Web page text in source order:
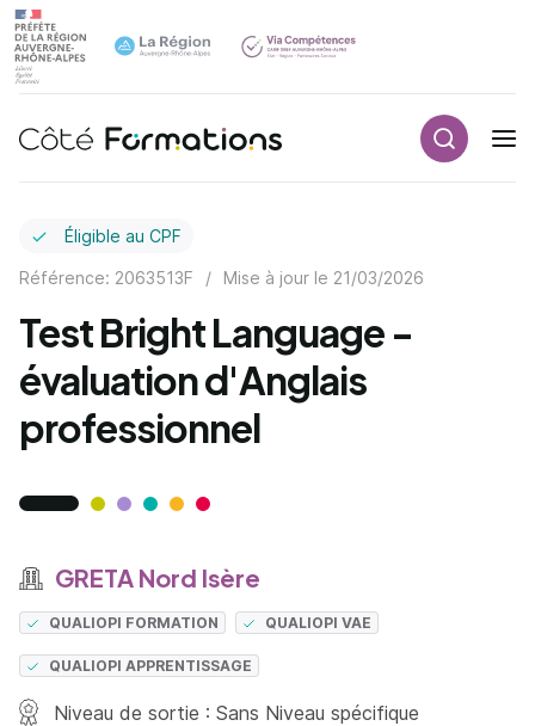
Navigation principale
Éligible au CPF
Référence: 2063513F / Mise à jour le 21/03/2026
Test Bright Language -
évaluation d'Anglais
professionnel
GRETA Nord Isère
QUALIOPI FORMATION QUALIOPI VAE
QUALIOPI APPRENTISSAGE
Niveau de sortie : Sans Niveau spécifique